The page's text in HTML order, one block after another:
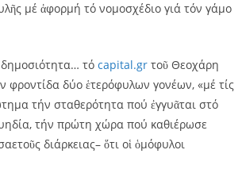
μέ ἀφορμή τό νομοσχέδιο γιά τόν γάμο
δημοσιότητα… τό capital.gr τοῦ Θεοχάρη
φροντίδα δύο ἑτερόφυλων γονέων, «μέ τίς
τήν σταθερότητα πού ἐγγυᾶται στό
τήν πρώτη χώρα πού καθιέρωσε
διάρκειας– ὅτι οἱ ὁμόφυλοι